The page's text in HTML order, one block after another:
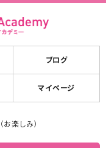
ブログ
マイページ
楽しみ）